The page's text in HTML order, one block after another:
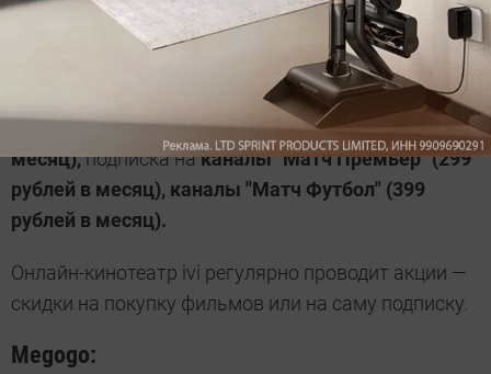
посмотреть рекламу.
Дополнительно в ivi появились пакеты:
ivi+Amediateka (699 рублей в месяц),
"Амедиатека"отдельно(599 рублей в
месяц),подписка наканалы "Матч Премьер" (299
рублей в месяц), каналы "Матч Футбол" (399
рублей в месяц).
Онлайн-кинотеатр ivi регулярно проводит акции —
скидки на покупку фильмов или на саму подписку.
Megogo: